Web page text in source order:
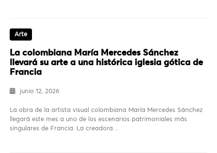
Arte
La colombiana María Mercedes Sánchez
llevará su arte a una histórica iglesia gótica de
Francia
junio 12, 2026
La obra de la artista visual colombiana María Mercedes Sánchez
llegará este mes a uno de los escenarios patrimoniales más
singulares de Francia. La creadora…